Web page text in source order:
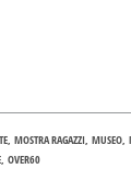
MOSTRA RAGAZZI MUSEO
OVER60